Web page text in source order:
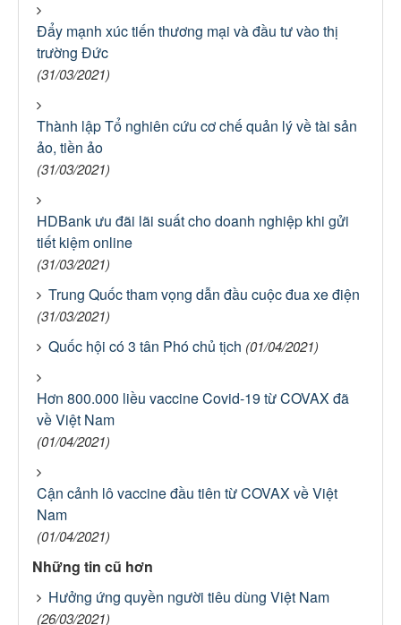
Đẩy mạnh xúc tiến thương mại và đầu tư vào thị
trường Đức
(31/03/2021)
Thành lập Tổ nghiên cứu cơ chế quản lý về tài sản
ảo, tiền ảo
(31/03/2021)
HDBank ưu đãi lãi suất cho doanh nghiệp khi gửi
tiết kiệm online
(31/03/2021)
Trung Quốc tham vọng dẫn đầu cuộc đua xe điện
(31/03/2021)
Quốc hội có 3 tân Phó chủ tịch (01/04/2021)
Hơn 800.000 liều vaccine Covid-19 từ COVAX đã
về Việt Nam
(01/04/2021)
Cận cảnh lô vaccine đầu tiên từ COVAX về Việt
Nam
(01/04/2021)
Những tin cũ hơn
Hưởng ứng quyền người tiêu dùng Việt Nam
(26/03/2021)